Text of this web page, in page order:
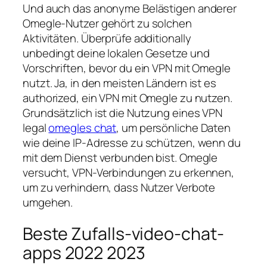
Und auch das anonyme Belästigen anderer
Omegle-Nutzer gehört zu solchen
Aktivitäten. Überprüfe additionally
unbedingt deine lokalen Gesetze und
Vorschriften, bevor du ein VPN mit Omegle
nutzt. Ja, in den meisten Ländern ist es
authorized, ein VPN mit Omegle zu nutzen.
Grundsätzlich ist die Nutzung eines VPN
legalomegles chat, um persönliche Daten
wie deine IP-Adresse zu schützen, wenn du
mit dem Dienst verbunden bist. Omegle
versucht, VPN-Verbindungen zu erkennen,
um zu verhindern, dass Nutzer Verbote
umgehen.
Beste Zufalls-video-chat-
apps 2022 2023